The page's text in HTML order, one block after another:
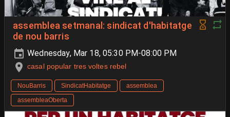
assemblea setmanal: sindicat d'habitatge
de nou barris
Wednesday, Mar 18, 05:30 PM-08:00 PM
casal popular tres voltes rebel
NouBarris SindicatHabitatge
assemblea
assembleaOberta